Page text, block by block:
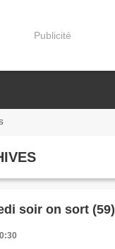
Publicité
soir on sort (59)